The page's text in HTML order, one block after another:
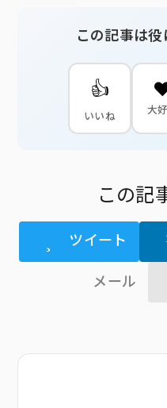
この記事は
👍
いいね 大
この記
ツイート
メール